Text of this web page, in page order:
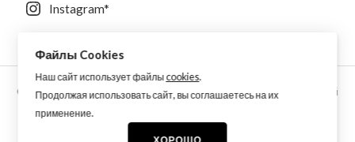
Instagram*
Copyright © 2026 Aquarellewings - уникальная акварель ручной
работы по старинным технологиям из растительных,
Файлы Cookies
Наш сайт использует файлы cookies.
Продолжая использовать сайт, вы соглашаетесь на их
применение.